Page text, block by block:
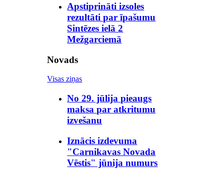
Apstiprināti izsoles
rezultāti par īpašumu
Sintēzes ielā 2
Mežgarciemā
Novads
Visas ziņas
No 29. jūlija pieaugs
maksa par atkritumu
izvešanu
Iznācis izdevuma
"Carnikavas Novada
Vēstis" jūnija numurs